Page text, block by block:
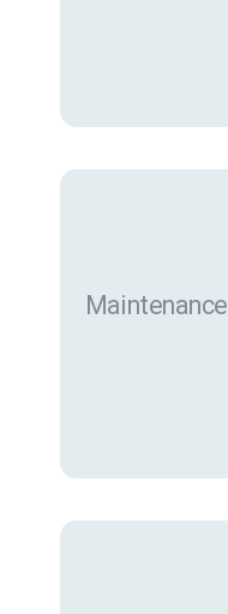
Maintenance